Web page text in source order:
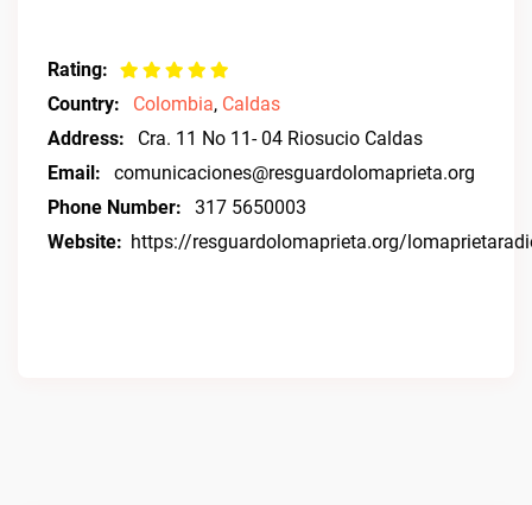
Rating:
Country:
Colombia, Caldas
Address:
Cra. 11 No 11- 04 Riosucio Caldas
Email:
comunicaciones@resguardolomaprieta.org
Phone Number:
317 5650003
Website: https://resguardolomaprieta.org/